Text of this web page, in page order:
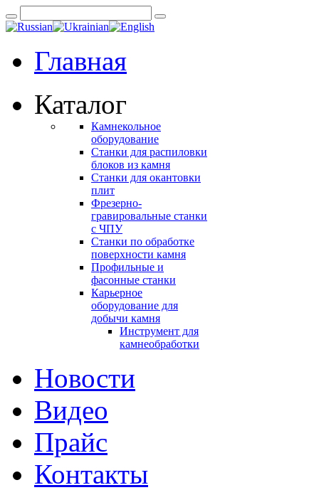
Главная
Каталог
Камнекольное
оборудование
Станки для распиловки
блоков из камня
Станки для окантовки
плит
Фрезерно-
гравировальные станки
с ЧПУ
Станки по обработке
поверхности камня
Профильные и
фасонные станки
Карьерное
оборудование для
добычи камня
Инструмент для
камнеобработки
Новости
Видео
Прайс
Контакты